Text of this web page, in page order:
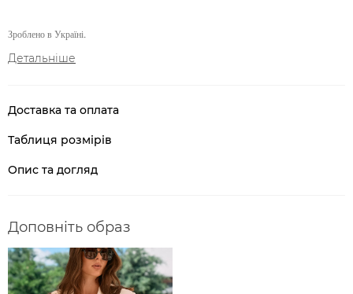
Зроблено в Україні.
Детальніше
Доставка та оплата
Таблиця розмірів
Опис та догляд
Доповніть образ